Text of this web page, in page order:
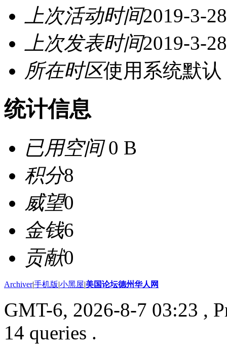
上次活动时间2019-3-
上次发表时间2019-3-
所在时区使用系统默认
统计信息
已用空间0 B
积分8
威望0
金钱6
贡献0
Archiver|手机版|小黑屋|美国论坛德州华人网
GMT-6, 2026-8-7 03:23 ,
14 queries .